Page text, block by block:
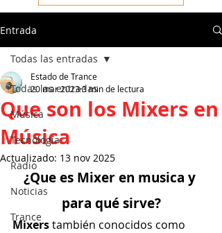
Entrada
Todas las entradas
Música
Tecnología
Radio
Noticias
Trance
Todas las entradas
Que son los Mixers en
Música
Estado de Trance
20 mar 20233 min de lectura
Actualizado: 13 nov 2025
¿Que es Mixer en musica y
para qué sirve?
Mixers también conocidos como